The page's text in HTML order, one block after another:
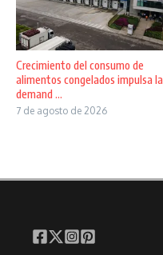
Crecimiento del consumo de
alimentos congelados impulsa la
demand ...
7 de agosto de 2026